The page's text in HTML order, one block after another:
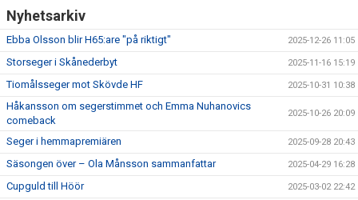
KONTAKT
Nyhetsarkiv
Ebba Olsson blir H65:are "på riktigt" 2025-12-26 11:05
Storseger i Skånederbyt 2025-11-16 15:19
Tiomålsseger mot Skövde HF 2025-10-31 10:38
Håkansson om segerstimmet och Emma Nuhanovics
comeback
2025-10-26 20:09
Seger i hemmapremiären 2025-09-28 20:43
Säsongen över – Ola Månsson sammanfattar 2025-04-29 16:28
Cupguld till Höör 2025-03-02 22:42